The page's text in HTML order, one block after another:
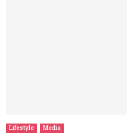
Lifestyle Media